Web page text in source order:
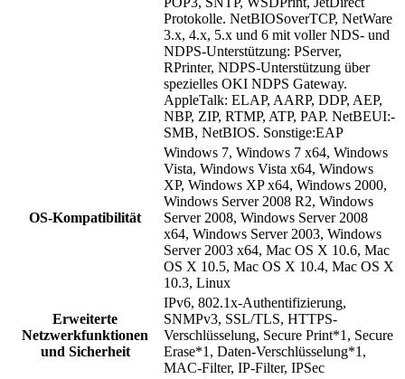
Protokolle. NetBIOSoverTCP, NetWare
3.x, 4.x, 5.x und 6 mit voller NDS- und
NDPS-Unterstützung: PServer,
RPrinter, NDPS-Unterstützung über
spezielles OKI NDPS Gateway.
AppleTalk: ELAP, AARP, DDP, AEP,
NBP, ZIP, RTMP, ATP, PAP. NetBEUI:-
SMB, NetBIOS. Sonstige:EAP
OS-Kompatibilität
Windows 7, Windows 7 x64, Windows
Vista, Windows Vista x64, Windows
XP, Windows XP x64, Windows 2000,
Windows Server 2008 R2, Windows
Server 2008, Windows Server 2008
x64, Windows Server 2003, Windows
Server 2003 x64, Mac OS X 10.6, Mac
OS X 10.5, Mac OS X 10.4, Mac OS X
10.3, Linux
Erweiterte
Netzwerkfunktionen
und Sicherheit
IPv6, 802.1x-Authentifizierung,
SNMPv3, SSL/TLS, HTTPS-
Verschlüsselung, Secure Print*1, Secure
Erase*1, Daten-Verschlüsselung*1,
MAC-Filter, IP-Filter, IPSec